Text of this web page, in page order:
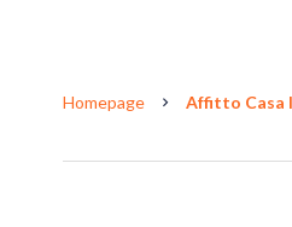
Homepage Affitto Casa